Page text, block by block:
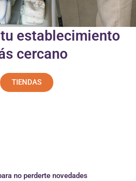
establecimiento
cercano
TIENDAS
no perderte novedades